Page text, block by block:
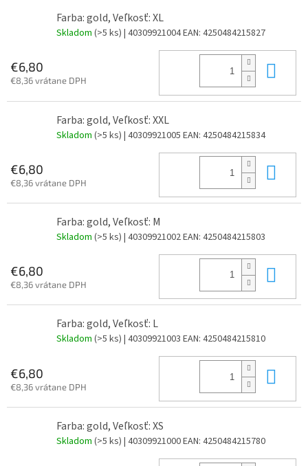
Farba: gold, Veľkosť: XL
Skladom (>5 ks) | 40309921004EAN: 4250484215827
€6,80
€8,36 vrátane DPH
Farba: gold, Veľkosť: XXL
Skladom (>5 ks) | 40309921005 EAN: 4250484215834
€6,80
€8,36 vrátane DPH
Farba: gold, Veľkosť: M
Skladom (>5 ks) | 40309921002EAN: 4250484215803
€6,80
€8,36 vrátane DPH
Farba: gold, Veľkosť: L
Skladom (>5 ks) | 40309921003 EAN: 4250484215810
€6,80
€8,36 vrátane DPH
Farba: gold, Veľkosť: XS
Skladom (>5 ks) | 40309921000EAN: 4250484215780